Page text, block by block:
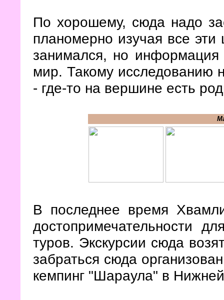
По хорошему, сюда надо
планомерно изучая все
занимался, но
мир. Такому исследованию
- где-то на вершине есть
В последнее время
достопримечательности
туров. Экскурсии сюда
забраться сюда
кемпинг "Шараула" в